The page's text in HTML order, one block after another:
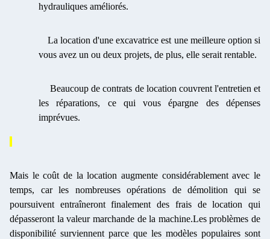
hydrauliques améliorés.
La location d'une excavatrice est une meilleure option si
vous avez un ou deux projets, de plus, elle serait rentable.
Beaucoup de contrats de location couvrent l'entretien et
les réparations, ce qui vous épargne des dépenses
imprévues.
Mais le coût de la location augmente considérablement avec le
temps, car les nombreuses opérations de démolition qui se
poursuivent entraîneront finalement des frais de location qui
dépasseront la valeur marchande de la machine.Les problèmes de
disponibilité surviennent parce que les modèles populaires sont